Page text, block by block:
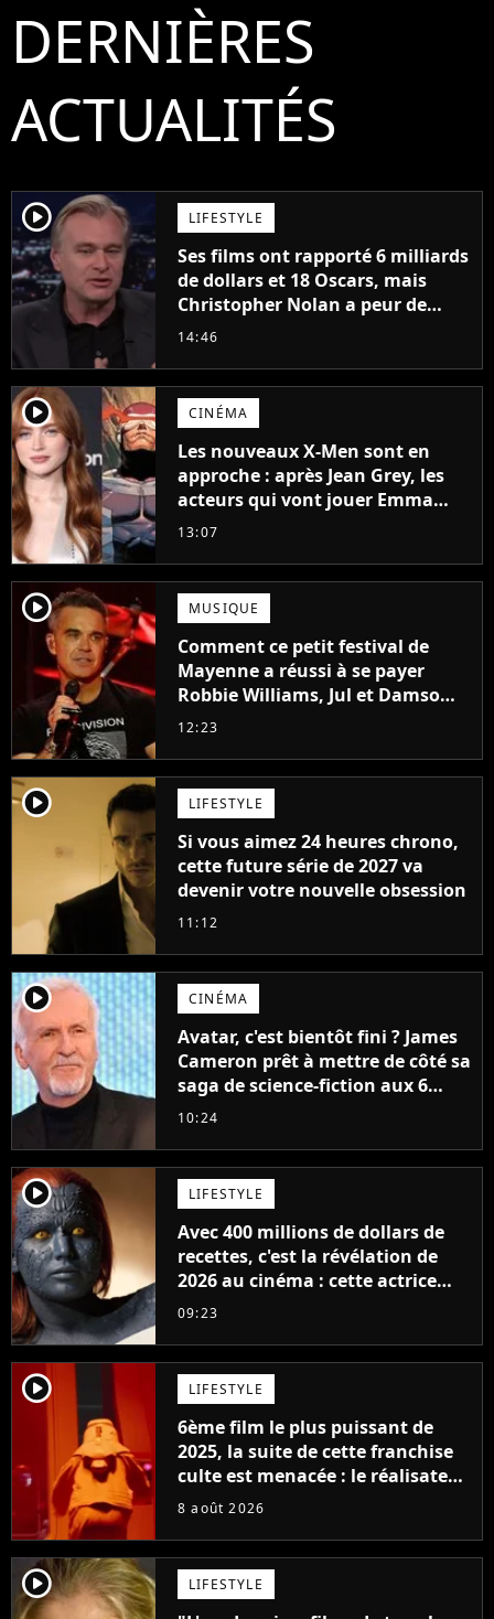
DERNIÈRES
ACTUALITÉS
player2 LIFESTYLE
Ses films ont rapporté 6 milliards
de dollars et 18 Oscars, mais
Christopher Nolan a peur de
tourner un genre de films très
14:46
player2 CINÉMA
Les nouveaux X-Men sont en
approche : après Jean Grey, les
acteurs qui vont jouer Emma
Frost et Cyclope trouvés !
13:07
player2 MUSIQUE
Comment ce petit festival de
Mayenne a réussi à se payer
Robbie Williams, Jul et Damso
cette année ?
12:23
player2 LIFESTYLE
Si vous aimez 24 heures chrono,
cette future série de 2027 va
devenir votre nouvelle obsession
11:12
player2 CINÉMA
Avatar, c'est bientôt fini ? James
Cameron prêt à mettre de côté sa
saga de science-fiction aux 6
milliards de recettes
10:24
player2 LIFESTYLE
Avec 400 millions de dollars de
recettes, c'est la révélation de
2026 au cinéma : cette actrice
adorée prête à remplacer
09:23
player2 LIFESTYLE
6ème film le plus puissant de
2025, la suite de cette franchise
culte est menacée : le réalisateur
claque la porte pour "différends
8 août 2026
player2 LIFESTYLE